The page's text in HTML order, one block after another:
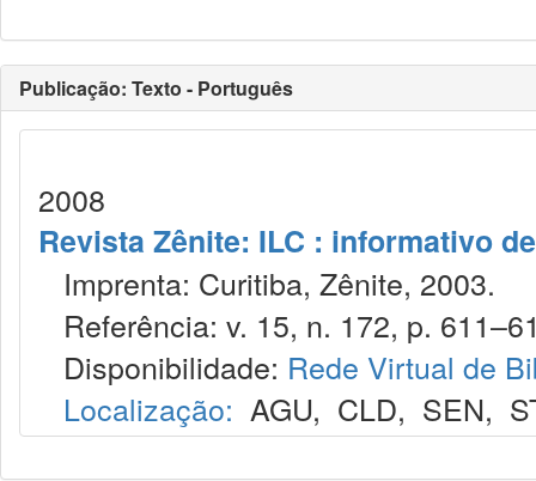
Publicação: Texto - Português
2008
Revista Zênite: ILC : informativo
Imprenta: Curitiba, Zênite, 2003.
Referência: v. 15, n. 172, p.
Disponibilidade: Rede Virtual de
Localização: AGU, CLD, SEN,